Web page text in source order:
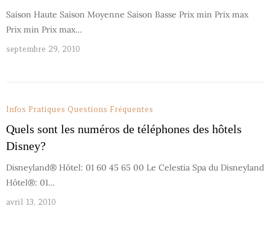
Saison Haute Saison Moyenne Saison Basse Prix min Prix max
Prix min Prix max…
septembre 29, 2010
Infos Pratiques Questions Fréquentes
Quels sont les numéros de téléphones des hôtels
Disney?
Disneyland® Hôtel: 01 60 45 65 00 Le Celestia Spa du Disneyland
Hôtel®: 01…
avril 13, 2010